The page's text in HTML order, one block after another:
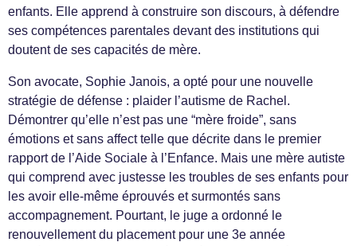
enfants. Elle apprend à construire son discours, à défendre
ses compétences parentales devant des institutions qui
doutent de ses capacités de mère.
Son avocate, Sophie Janois, a opté pour une nouvelle
stratégie de défense : plaider l’autisme de Rachel.
Démontrer qu’elle n’est pas une “mère froide”, sans
émotions et sans affect telle que décrite dans le premier
rapport de l’Aide Sociale à l’Enfance. Mais une mère autiste
qui comprend avec justesse les troubles de ses enfants pour
les avoir elle-même éprouvés et surmontés sans
accompagnement. Pourtant, le juge a ordonné le
renouvellement du placement pour une 3e année